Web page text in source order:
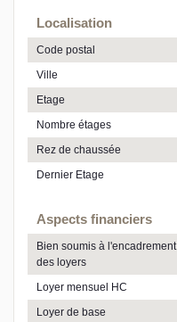
Localisation
Code postal
Ville
Etage
Nombre étages
Rez de chaussée
Dernier Etage
Aspects financiers
Bien soumis à l'encadrement
des loyers
Loyer mensuel HC
Loyer de base